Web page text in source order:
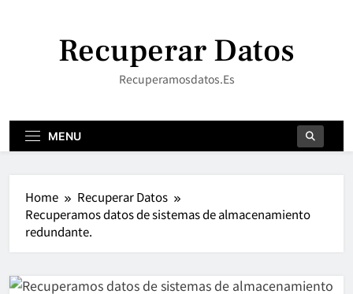
Recuperar Datos
Recuperamosdatos.es
MENU
Home
Recuperar Datos
Recuperamos datos de sistemas de almacenamiento
redundante.